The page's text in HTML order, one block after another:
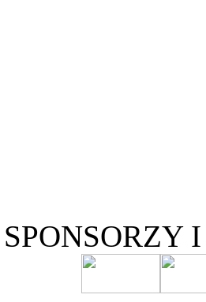
SPONSORZY